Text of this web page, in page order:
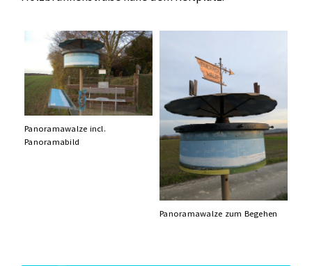
Panoramawalze incl.
Panoramabild
Panoramawalze zum Begehen